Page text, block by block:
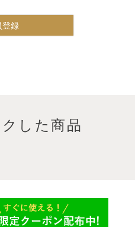
登録
した商品